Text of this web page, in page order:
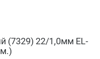
(7329) 22/1,0мм EL-